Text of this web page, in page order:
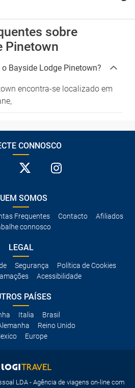
sobre
Pinetown
Bayside Lodge Pinetown?
encontra-se localizado em
CONNOSCO
SOMOS
Frequentes Contacto
Afiliados
connosco
LEGAL
Segurança
Política de Cookies
Acessibilidade
PAÍSES
Italia
Brasil
Reino Unido
Europe
LDA - Agência de viagens on-line com